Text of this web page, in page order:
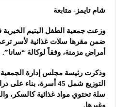
شام تايمز- متابعة
وزعت جمعية الطفل اليتيم الخيرية
ضمن مقرها سلات غذائية لأسر ترعى
أمراض مزمنة، وفقاً لوكالة “سانا”.
وذكرت رئيسة مجلس إدارة
التوزيع شمل 45 أسرة،
سلة تحتوي مواد غذائية كالسكر،
وغيرها.